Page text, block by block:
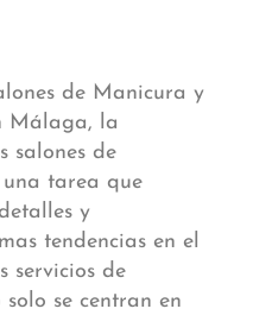
de Manicura y
Málaga, la
salones de
tarea que
y
tendencias en el
servicios de
se centran en